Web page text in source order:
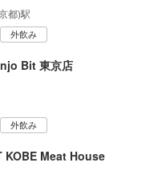
都)駅
外飲み
Bit 東京店
外飲み
THE ROAST KOBE Meat House